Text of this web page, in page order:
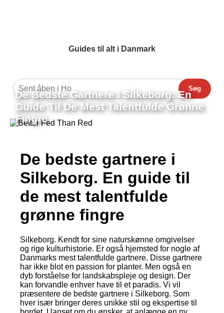
Guides til alt i Danmark
Søg
De Bedste Gartnere I Silkeborg: En
Guide Til De Mest Talentfulde Grønne
Fingre
De bedste gartnere i
Silkeborg. En guide til
de mest talentfulde
grønne fingre
Silkeborg. Kendt for sine naturskønne omgivelser
og rige kulturhistorie. Er også hjemsted for nogle af
Danmarks mest talentfulde gartnere. Disse gartnere
har ikke blot en passion for planter. Men også en
dyb forståelse for landskabspleje og design. Der
kan forvandle enhver have til et paradis. Vi vil
præsentere de bedste gartnere i Silkeborg. Som
hver især bringer deres unikke stil og ekspertise til